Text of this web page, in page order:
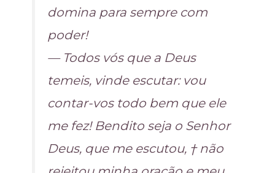
domina para sempre com
poder!
— Todos vós que a Deus
temeis, vinde escutar: vou
contar-vos todo bem que ele
me fez! Bendito seja o Senhor
Deus, que me escutou, † não